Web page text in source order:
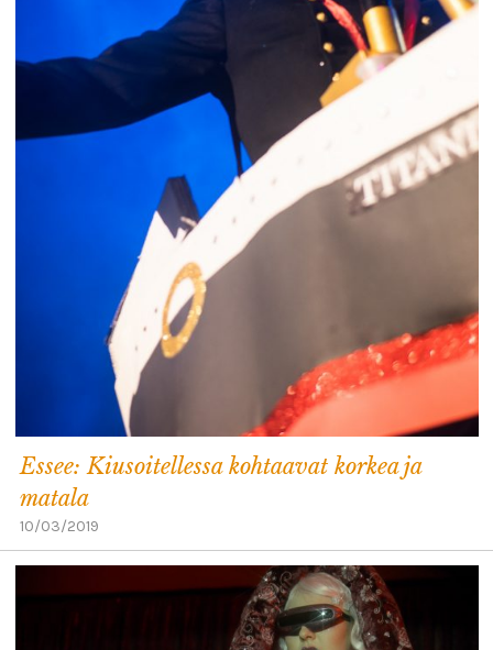
Essee: Kiusoitellessa kohtaavat korkea ja
matala
10/03/2019